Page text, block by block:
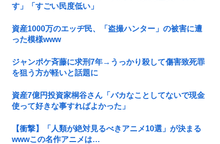
す」「すごい民度低い」
資産1000万のエッヂ民、「盗撮ハンター」の被害に遭
った模様www
ジャンポケ斉藤に求刑7年→うっかり殺して傷害致死罪
を狙う方が軽いと話題に
資産7億円投資家桐谷さん「バカなことしてないで現金
使って好きな事すればよかった」
【衝撃】「人類が絶対見るべきアニメ10選」が決まる
wwwこの名作アニメは…